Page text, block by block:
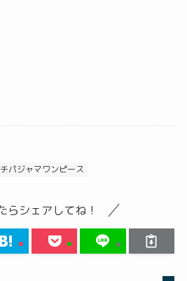
パジャマワンピース
らシェアしてね！